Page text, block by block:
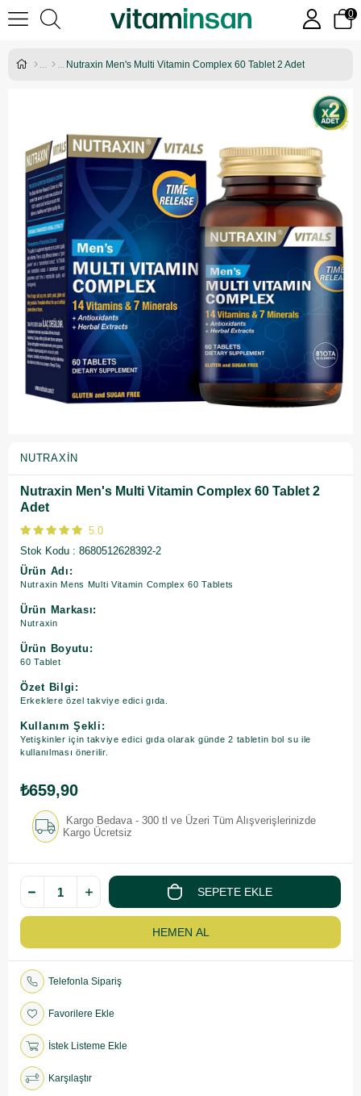
0
Nutraxin Men's Multi Vitamin Complex 60 Tablet 2 Adet
NUTRAXIN
Nutraxin Men's Multi Vitamin Complex 60 Tablet 2
Adet
5.0
Stok Kodu
8680512628392-2
Ürün Adı:
Nutraxin Mens Multi Vitamin Complex 60 Tablets
Ürün Markası:
Nutraxin
Ürün Boyutu:
60 Tablet
Özet Bilgi:
Erkeklere özel takviye edici gıda.
Kullanım Şekli:
Yetişkinler için takviye edici gıda olarak günde 2 tabletin bol su ile
kullanılması önerilir.
₺659,90
Kargo Bedava - 300 tl ve Üzeri Tüm Alışverişlerinizde
Kargo Ücretsiz
Telefonla Sipariş
Favorilere Ekle
İstek Listeme Ekle
Karşılaştır